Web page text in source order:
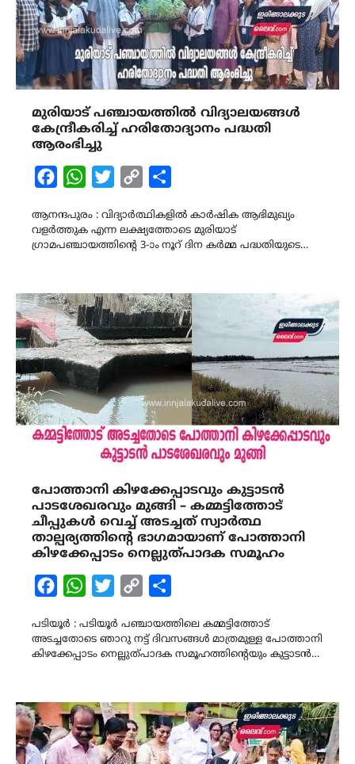
മുരിയാട് പഞ്ചായത്തിൽ വിദ്യാലയങ്ങൾ
കേന്ദ്രീകരിച്ച് ഹരിതോദ്യാനം പദ്ധതി
ആരംഭിച്ചു
FacebookWhatsAppTwitterCopy
ആനന്ദപുരം : വിദ്യാർത്ഥികളിൽ കാർഷിക ആഭിമുഖ്യം
വളർത്തുക എന്ന ലക്ഷ്യത്തോടെ മുരിയാട്
ഗ്രാമപഞ്ചായത്തിൻ്റെ 3-ാം നൂറ് ദിന കർമ്മ പദ്ധതിയുടെ…
പോത്താനി കിഴക്കേപ്പാടവും കുട്ടാടൻ
പാടശേഖരവും മുങ്ങി – കമ്മട്ടിത്തോട്
ചീപ്പുകൾ വെച്ച് അടച്ചത് സ്വാർത്ഥ
താല്പര്യത്തിന്റെ ഭാഗമായാണ് പോത്താനി
കിഴക്കേപ്പാടം നെല്ലുത്‌പാദക സമൂഹം
FacebookWhatsAppTwitterCopy
പടിയൂർ : പടിയൂർ പഞ്ചായത്തിലെ കമ്മട്ടിത്തോട്
അടച്ചതോടെ ഞാറു നട്ട് ദിവസങ്ങൾ മാത്രമുള്ള പോത്താനി
കിഴക്കേപ്പാടം നെല്ലുത്‌പാദക സമൂഹത്തിന്റെയും കുട്ടാടൻ…